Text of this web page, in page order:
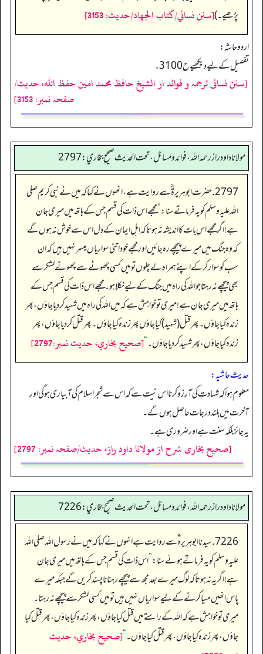
پڑھیے۔)[سنن نسائي/كتاب الجهاد/حدیث: 3153]
اردو حاشہ:
تفصیل کے لیے دیکھیے ح 3100۔
[سنن نسائی ترجمہ و فوائد از الشیخ حافظ محمد امین حفظ اللہ، حدیث/
صفحہ نمبر: 3153]
مولانا داود راز رحمه الله، فوائد و مسائل، تحت الحديث صحيح بخاري: 2797
2797. حضرت ابوہریرۃ ؓسے روایت ہے، انھوں نے کہا کہ میں نے نبی کریم صلی
اللہ علیہ وسلم کو یہ فرماتے سنا:”مجھے اس ذات کی قسم جس کے ہاتھ میں میری جان
ہے! اگر مجھے اس بات کا اندیشہ نہ ہوتا کہ اہل ایمان کے دل اس سے خوش نہ ہوں گے
کہ وہ جنگ میں میرے پیچھے رہ جائیں اور مجھے خود اتنی سواریاں میسر نہیں ہیں کہ ان
سب کو سوار کرکے اپنے ہمراہ لے چلوں تو میں کسی چھوٹے سے چھوٹے لشکر سے
بھی پیچھے نہ رہتا جو اللہ کی راہ میں جنگ کے لیے نکلا ہو۔ مجھے اس ذات کی قسم جس کے
ہاتھ میں میری جان ہے!میری تو خواہش ہے کہ میں اللہ کی راہ میں شہید کردیاجاؤں، پھر
زندہ کیا جاؤں۔ پھر قتل (شہید) کیاجاؤں پھر زندہ کیاجاؤں۔ پھر قتل کردیا جاؤں، پھر
زندہ کیاجاؤں، پھر شہید کر دیاجاؤں۔“[صحيح بخاري، حديث نمبر:2797]
حدیث حاشیہ:
معلوم ہوا کہ شہادت کی آرزو کرنا اس نیت سے کہ اس سے شجر اسلام کی آبیاری ہوگی اور
آخرت میں بلند درجات حاصل ہوں گے۔
یہ جائز بلکہ سنت ہے اور ضروری ہے۔
[صحیح بخاری شرح از مولانا داود راز، حدیث/صفحہ نمبر: 2797]
مولانا داود راز رحمه الله، فوائد و مسائل، تحت الحديث صحيح بخاري: 7226
7226. سیدنا ابو ہریرہ ؓ سے روایت ہے انہوں نےکہا کہ میں نے رسول اللہ صلی اللہ
علیہ وسلم کو یہ فرماتے ہوئے سنا:”اس ذات کی قسم جس کے ہاتھ میں میری جان
ہے! اگر یہ نہ ہوتا کہ لوگ میرے بعد مجھ سے پیچھے رہنا ناپسند کریں گے جبکہ میرے
پاس انھیں مہیا کرنے کے لیے سواریاں نہیں ہیں تو میں کسی لشکر سے پیچھے نہ رہتا۔
میری تو خواہش ہے کہ اللہ کے راستے میں قتل کیا جاؤں، پھر زندہ کیا جاؤں، پھر قتل کیا
جاؤں، پھر زندہ کیا جاؤں، پھر قتل کیا جاؤں۔“[صحيح بخاري، حديث